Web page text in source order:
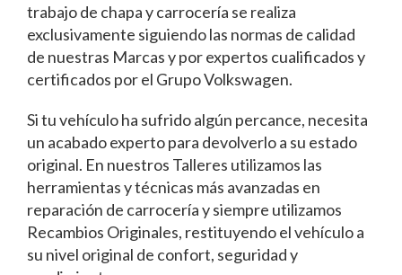
trabajo de chapa y carrocería se realiza
exclusivamente siguiendo las normas de calidad
de nuestras Marcas y por expertos cualificados y
certificados por el Grupo Volkswagen.
Si tu vehículo ha sufrido algún percance, necesita
un acabado experto para devolverlo a su estado
original. En nuestros Talleres utilizamos las
herramientas y técnicas más avanzadas en
reparación de carrocería y siempre utilizamos
Recambios Originales, restituyendo el vehículo a
su nivel original de confort, seguridad y